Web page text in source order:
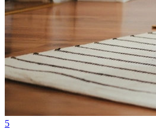
Fortaleza
5